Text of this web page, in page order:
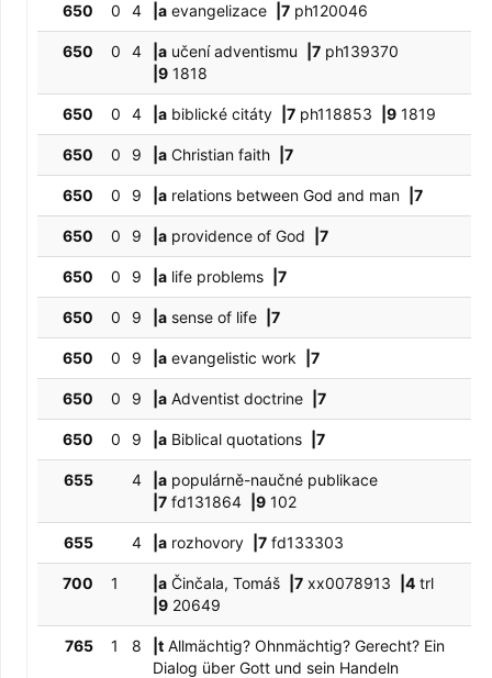
650 0 4 |a evangelizace |7 ph120046
650 0 4 |a učení adventismu |7 ph139370
|9 1818
650 0 4 |a biblické citáty |7 ph118853 |9 1819
650 0 9 |a Christian faith |7
650 0 9 |a relations between God and man |7
650 0 9 |a providence of God |7
650 0 9 |a life problems |7
650 0 9 |a sense of life |7
650 0 9 |a evangelistic work |7
650 0 9 |a Adventist doctrine |7
650 0 9 |a Biblical quotations |7
655 4 |a populárně-naučné publikace
|7 fd131864 |9 102
655 4 |a rozhovory |7 fd133303
700 1 |a Činčala, Tomáš |7 xx0078913 |4 trl
|9 20649
765 1 8 |t Allmächtig? Ohnmächtig? Gerecht? Ein
Dialog über Gott und sein Handeln